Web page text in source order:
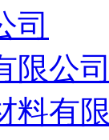
司
限公
料有